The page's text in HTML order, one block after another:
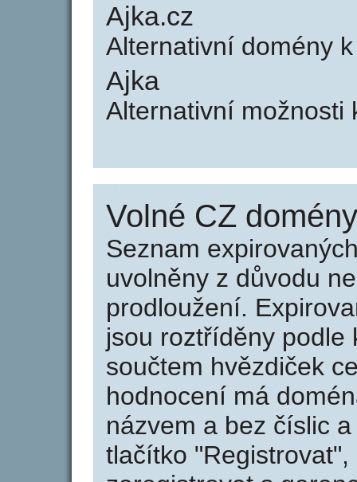
Ajka.cz
Alternativní domény
Ajka
Alternativní možnosti
Volné CZ
Seznam
uvolněny z důvodu
prodloužení.
jsou roztříděny podle
součtem hvězdiček
hodnocení má
názvem a bez číslic
tlačítko